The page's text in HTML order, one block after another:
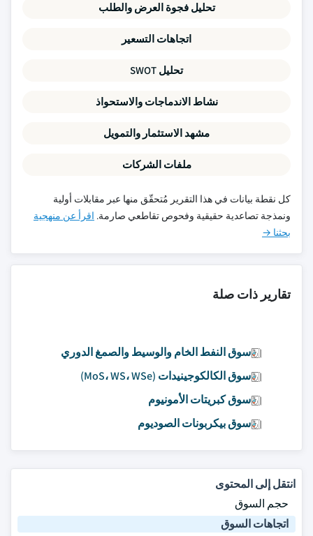
تحليل فجوة العرض والطلب
اتجاهات التسعير
تحليل SWOT
نشاط الاندماجات والاستحواذ
مشهد الاستثمار والتمويل
ملفات الشركات
كل نقطة بيانات في هذا التقرير مُتحقّق منها عبر مقابلات أولية
ونمذجة تصاعدية حقيقية وفحوص تقاطعي صارمة. اقرأ عن منهجية
بحثنا →
تقارير ذات صلة
سوق النفط الخام والوسيط والصمغ الدوري
سوق الكالكوجينيدات (MoS، WS، WSe)
سوق كبريتات الأمونيوم
سوق بيكربونات الصوديوم
انتقل إلى المحتوى
حجم السوق
اتجاهات السوق